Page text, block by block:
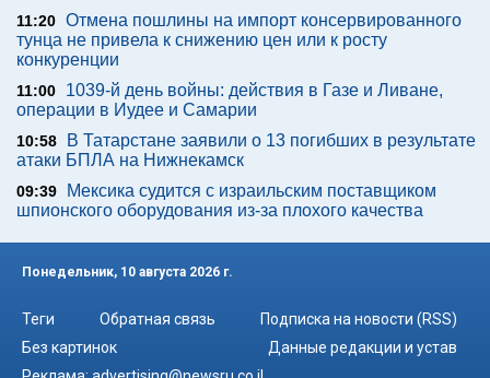
11:20 Отмена пошлины на импорт консервированного
тунца не привела к снижению цен или к росту
конкуренции
11:00
1039-й день войны: действия в Газе и Ливане,
операции в Иудее и Самарии
10:58
В Татарстане заявили о 13 погибших в результате
атаки БПЛА на Нижнекамск
09:39
Мексика судится с израильским поставщиком
шпионского оборудования из-за плохого качества
Понедельник, 10 августа 2026 г.
Теги Обратная связь
Подписка на новости (RSS)
Без картинок
Данные редакции и устав